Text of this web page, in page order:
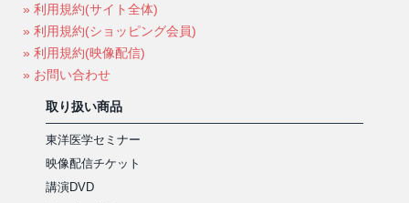
» 利用規約(サイト全体)
» 利用規約(ショッピング会員)
» 利用規約(映像配信)
» お問い合わせ
取り扱い商品
東洋医学セミナー
映像配信チケット
講演DVD